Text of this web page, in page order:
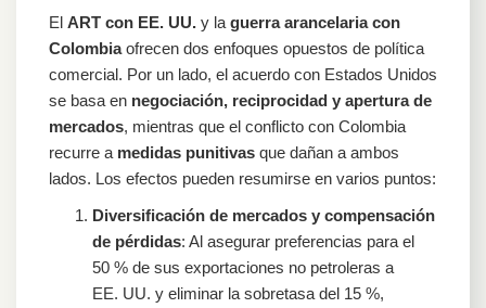
El ART con EE. UU. y la guerra arancelaria con
Colombiaofrecen dos enfoques opuestos de política
comercial. Por un lado, el acuerdo con Estados Unidos
se basa en negociación, reciprocidad y apertura de
mercados, mientras que el conflicto con Colombia
recurre a medidas punitivas que dañan a ambos
lados. Los efectos pueden resumirse en varios puntos:
Diversificación de mercados y compensación
de pérdidas: Al asegurar preferencias para el
50 % de sus exportaciones no petroleras a
EE. UU. y eliminar la sobretasa del 15 %,